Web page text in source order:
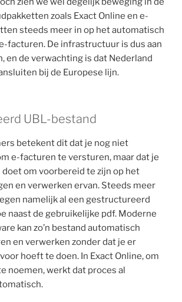
zoals Exact Online en e-
steeds meer in op het automatisch
facturen. De infrastructuur is dus aan
en de verwachting is dat Nederland
bij de Europese lijn.
UBL-bestand
betekent dit dat je nog niet
e-facturen te versturen, maar dat je
doet om voorbereid te zijn op het
en verwerken ervan. Steeds meer
namelijk al een gestructureerd
naast de gebruikelijke pdf. Moderne
kan zo’n bestand automatisch
en verwerken zonder dat je er
hoeft te doen. In Exact Online, om
noemen, werkt dat proces al